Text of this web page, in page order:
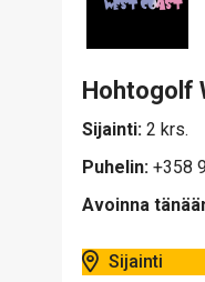
Hohtogolf
Sijainti: 2 krs.
Puhelin: +358
Avoinna
Sijainti